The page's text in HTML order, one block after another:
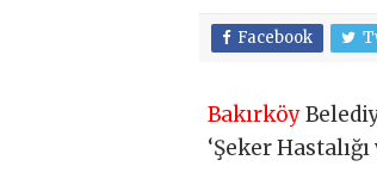
Facebook
Bakırköy
‘Şeker